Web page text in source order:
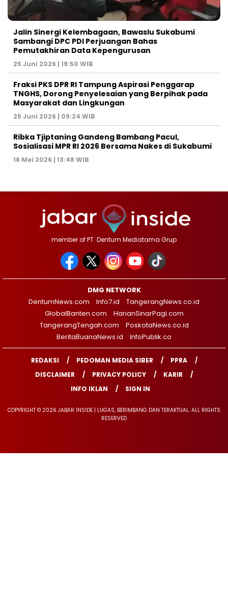
Jalin Sinergi Kelembagaan, Bawaslu Sukabumi
Sambangi DPC PDI Perjuangan Bahas
Pemutakhiran Data Kepengurusan
25 Juni 2026 | 19:50 WIB
‎Fraksi PKS DPR RI Tampung Aspirasi Penggarap
TNGHS, Dorong Penyelesaian yang Berpihak pada
Masyarakat dan Lingkungan‎
25 Juni 2026 | 09:24 WIB
Ribka Tjiptaning Gandeng Bambang Pacul,
Sosialisasi MPR RI 2026 Bersama Nakes di Sukabumi
16 Mei 2026 | 13:48 WIB
member of PT. Dentum Mediatama Grup
DMG NETWORK
DentumNews.com
Info7.id
TangerangNews.co.id
GlobalBanten.com
HarianSinarPagi.com
TangerangTengah.com
PoskotaNews.co.id
BeritaBuanaNews.id
InfoPublik.co
REDAKSI PEDOMAN MEDIA SIBER
PPRA
DISCLAIMER
PRIVACY POLICY
KARIR
INFO IKLAN
SIGN IN
COPYRIGHT © 2026 JABAR INSIDE | LUGAS, BERIMBANG DAN TERAKTUAL. ALL RIGHTS
RESERVED